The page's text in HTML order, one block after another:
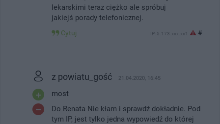
lekarskimi teraz ciężko ale spróbuj
jakiejś porady telefonicznej.
Cytuj IP: 5.173.xxx.xx1 #
z powiatu_gość 21.04.2020, 16:45
most
Do Renata Nie kłam i sprawdź dokładnie. Pod
tym IP, jest tylko jedna wypowiedź do której